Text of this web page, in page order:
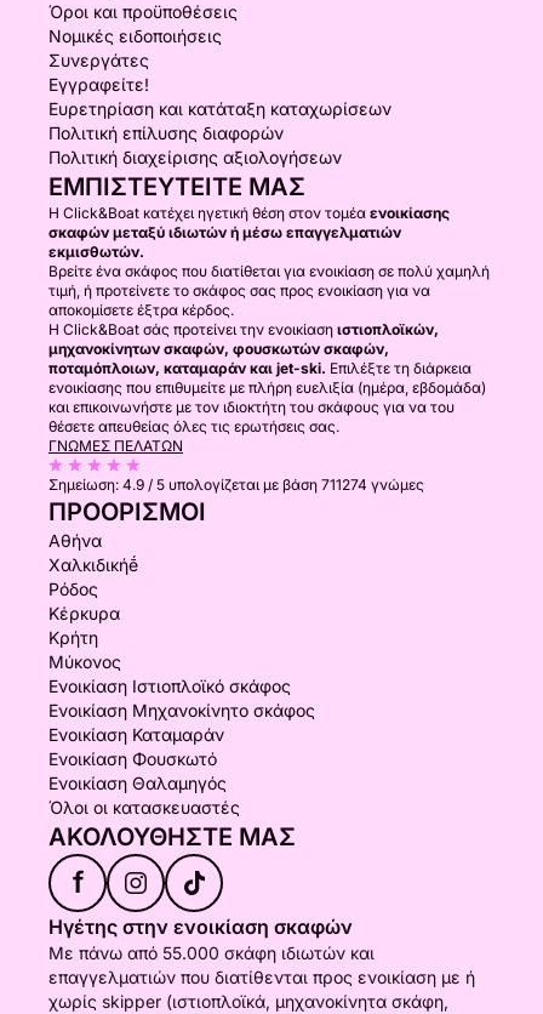
Όροι και προϋποθέσεις
Νομικές ειδοποιήσεις
Συνεργάτες
Εγγραφείτε!
Ευρετηρίαση και κατάταξη καταχωρίσεων
Πολιτική επίλυσης διαφορών
Πολιτική διαχείρισης αξιολογήσεων
ΕΜΠΙΣΤΕΥΤΕΊΤΕ ΜΑΣ
Η Click&Boat κατέχει ηγετική θέση στον τομέα ενοικίασης
σκαφών μεταξύ ιδιωτών ή μέσω επαγγελματιών
εκμισθωτών.
Βρείτε ένα σκάφος που διατίθεται για ενοικίαση σε πολύ χαμηλή
τιμή, ή προτείνετε το σκάφος σας προς ενοικίαση για να
αποκομίσετε έξτρα κέρδος.
Η Click&Boat σάς προτείνει την ενοικίαση ιστιοπλοϊκών,
μηχανοκίνητων σκαφών, φουσκωτών σκαφών,
ποταμόπλοιων, καταμαράν και jet-ski. Επιλέξτε τη διάρκεια
ενοικίασης που επιθυμείτε με πλήρη ευελιξία (ημέρα, εβδομάδα)
και επικοινωνήστε με τον ιδιοκτήτη του σκάφους για να του
θέσετε απευθείας όλες τις ερωτήσεις σας.
ΓΝΏΜΕΣ ΠΕΛΑΤΏΝ
Σημείωση: 4.9 / 5 υπολογίζεται με βάση 711274 γνώμες
ΠΡΟΟΡΙΣΜΟΊ
Αθήνα
Χαλκιδικήḗ
Ρόδος
Κέρκυρα
Κρήτη
Μύκονος
Ενοικίαση Ιστιοπλοϊκό σκάφος
Ενοικίαση Μηχανοκίνητο σκάφος
Ενοικίαση Καταμαράν
Ενοικίαση Φουσκωτό
Ενοικίαση Θαλαμηγός
Όλοι οι κατασκευαστές
ΑΚΟΛΟΥΘΉΣΤΕ ΜΑΣ
f
Ηγέτης στην ενοικίαση σκαφών
Με πάνω από 55.000 σκάφη ιδιωτών και
επαγγελματιών που διατίθενται προς ενοικίαση με ή
χωρίς skipper (ιστιοπλοϊκά, μηχανοκίνητα σκάφη,